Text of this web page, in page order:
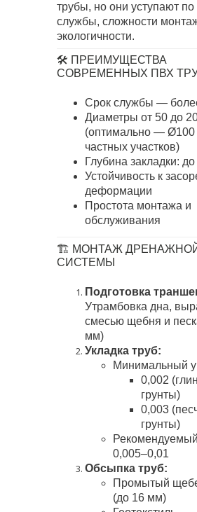
трубы, но они уступают по
службы, сложности
экологичности.
🛠️ ПРЕИМУЩЕСТВА
СОВРЕМЕННЫХ ПВХ
Срок службы —
Диаметры от 50 до
(оптимально —
частных участков)
Глубина закладки:
Устойчивость к
деформации
Простота монтажа и
обслуживания
🏗️ МОНТАЖ
СИСТЕМЫ
Подготовка
Утрамбовка дна,
смесью щебня и
мм)
Укладка труб:
Минимальный
0,002
грунты)
0,003
грунты)
0,005–0,01
Обсыпка труб:
Промытый
(до 16 мм)